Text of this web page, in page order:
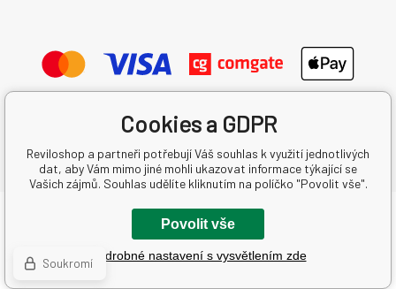
Copyright © 2026 REVILO AUTO s.r.o.
Všechna práva vyhrazena.
Vytvořil binargon.cz-Mapa stránek
Cookies a GDPR
Reviloshop a partneři potřebují Váš souhlas k využití jednotlivých
dat, aby Vám mimo jiné mohli ukazovat informace týkající se
Vašich zájmů. Souhlas udělíte kliknutím na políčko "Povolit vše".
Povolit vše
Podrobné nastavení s vysvětlením zde
Soukromí